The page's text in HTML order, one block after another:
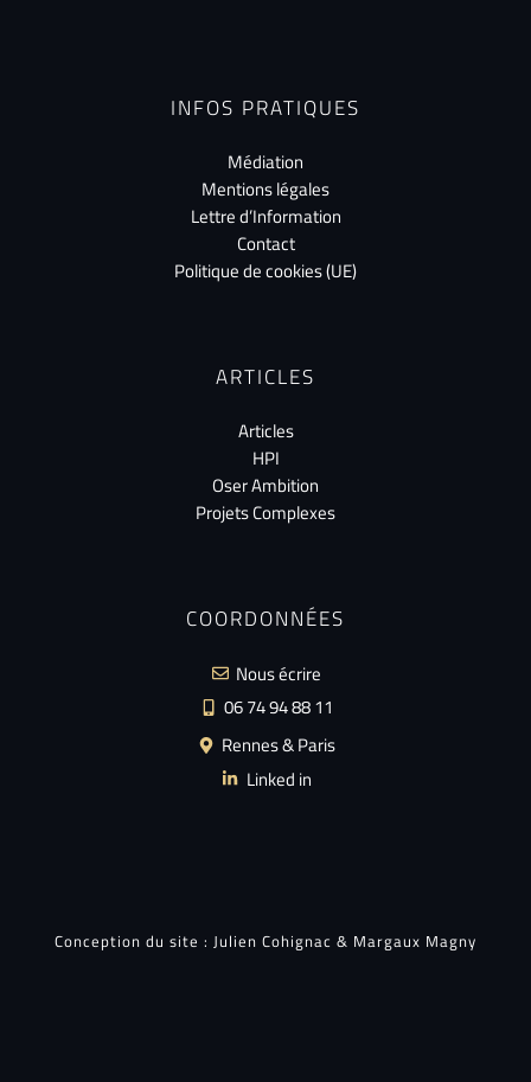
INFOS PRATIQUES
Médiation
Mentions légales
Lettre d’Information
Contact
Politique de cookies (UE)
ARTICLES
Articles
HPI
Oser Ambition
Projets Complexes
COORDONNÉES
Nous écrire
06 74 94 88 11
Rennes & Paris
Linked in
Conception du site : Julien Cohignac & Margaux Magny